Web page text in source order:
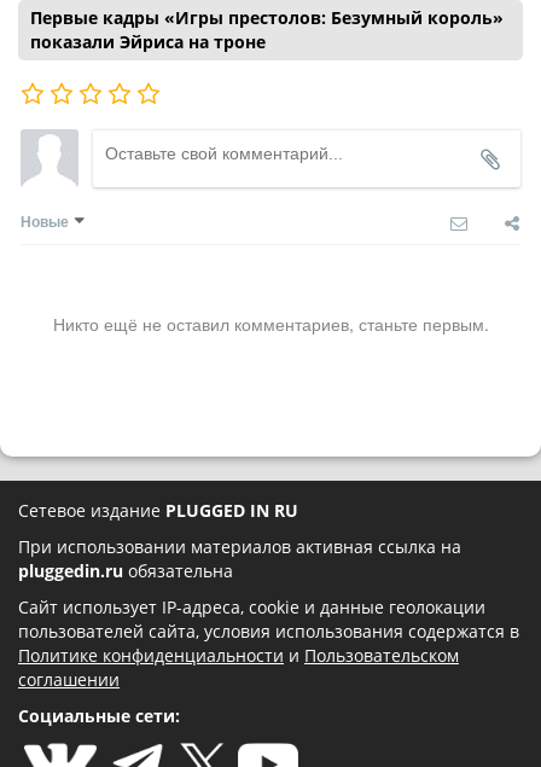
Первые кадры «Игры престолов: Безумный король»
показали Эйриса на троне
Новые
Никто ещё не оставил комментариев, станьте первым.
Сетевое издание PLUGGED IN RU
При использовании материалов активная ссылка на
pluggedin.ru обязательна
Сайт использует IP-адреса, cookie и данные геолокации
пользователей сайта, условия использования содержатся в
Политике конфиденциальности и Пользовательском
соглашении
Социальные сети: